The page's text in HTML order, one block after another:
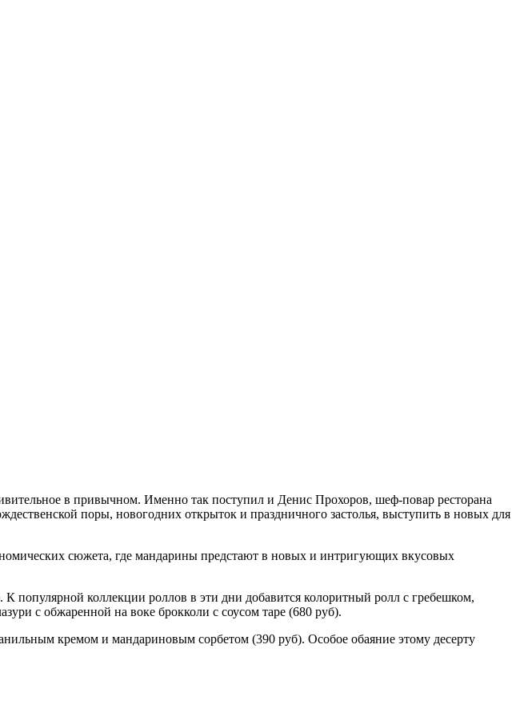
в привычном. Именно так поступил и Денис Прохоров, шеф-повар ресторана
поры, новогодних открыток и праздничного застолья, выступить в новых для
сюжета, где мандарины предстают в новых и интригующих вкусовых
коллекции роллов в эти дни добавится колоритный ролл с гребешком,
с обжаренной на воке брокколи с соусом таре (680 руб).
кремом и мандариновым сорбетом (390 руб). Особое обаяние этому десерту